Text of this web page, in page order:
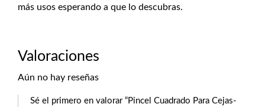
más usos esperando a que lo descubras.
Valoraciones
Aún no hay reseñas
Sé el primero en valorar “Pincel Cuadrado Para Cejas-